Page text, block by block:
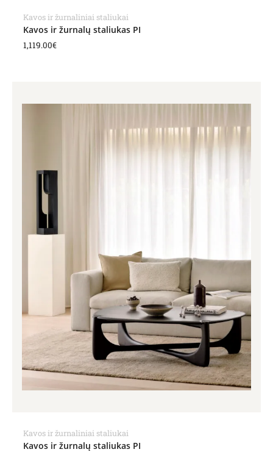
Kavos ir žurnaliniai staliukai
Kavos ir žurnalų staliukas PI
1,119.00€
Kavos ir žurnaliniai staliukai
Kavos ir žurnalų staliukas PI